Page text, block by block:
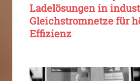
Ladelösungen in
Gleichstromnetze für
Effizienz